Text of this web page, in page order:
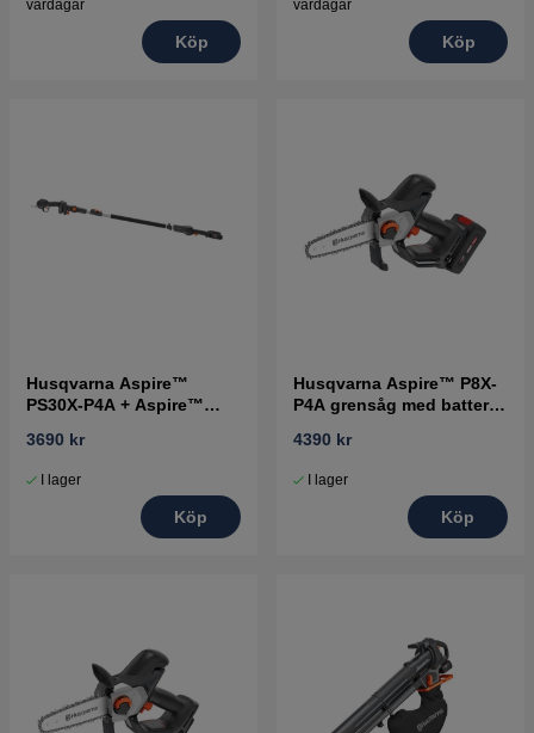
vardagar
Köp
vardagar
Köp
Husqvarna Aspire™
PS30X-P4A + Aspire™
och laddare
3690 kr
I lager
Köp
Husqvarna Aspire™ P8X-
P4A grensåg med batteri
4390 kr
I lager
Köp